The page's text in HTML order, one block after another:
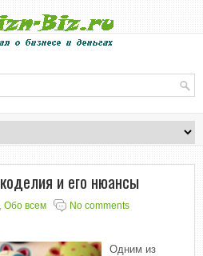
и его нюансы
, Обо всем No comments
Одним из